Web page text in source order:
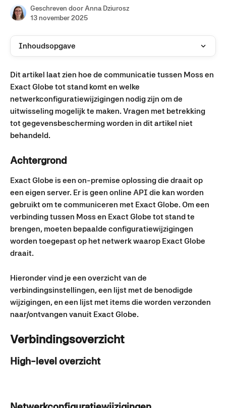
Geschreven door Anna Dziurosz
13 november 2025
Inhoudsopgave
Dit artikel laat zien hoe de communicatie tussen Moss en
Exact Globe tot stand komt en welke
netwerkconfiguratiewijzigingen nodig zijn om de
uitwisseling mogelijk te maken. Vragen met betrekking
tot gegevensbescherming worden in dit artikel niet
behandeld.
Achtergrond
Exact Globe is een on-premise oplossing die draait op
een eigen server. Er is geen online API die kan worden
gebruikt om te communiceren met Exact Globe. Om een
verbinding tussen Moss en Exact Globe tot stand te
brengen, moeten bepaalde configuratiewijzigingen
worden toegepast op het netwerk waarop Exact Globe
draait.
Hieronder vind je een overzicht van de
verbindingsinstellingen, een lijst met de benodigde
wijzigingen, en een lijst met items die worden verzonden
naar/ontvangen vanuit Exact Globe.
Verbindingsoverzicht
High-level overzicht